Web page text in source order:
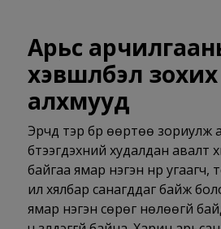
Арьс
хэвшүүлбэл
алхмууд
Эрчүүд тэр бүр өөртөө
бүтээгдэхүүний худалдан авалт
байгаа ямар нэгэн нүүр угаагч,
илүү хялбар санагддаг байж
ямар нэгэн сөрөг нөлөөгүй